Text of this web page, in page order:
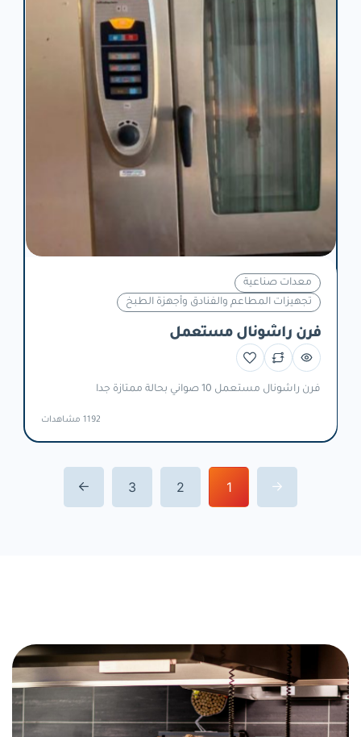
معدات صناعية
تجهيزات المطاعم والفنادق وأجهزة الطبخ
فرن راشونال مستعمل
فرن راشونال مستعمل 10 صواني بحالة ممتازة جدا
1192 مشاهدات
1
2
3